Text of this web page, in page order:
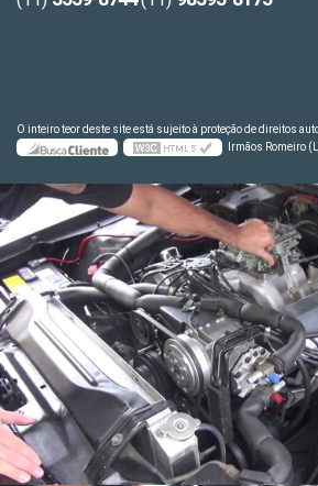
O inteiro teor deste site está sujeito à proteção de direitos
Irmãos Romeiro